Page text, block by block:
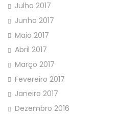
Julho 2017
Junho 2017
Maio 2017
Abril 2017
Março 2017
Fevereiro 2017
Janeiro 2017
Dezembro 2016